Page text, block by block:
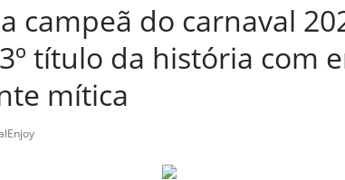
campeã do carnaval
título da história com
mítica